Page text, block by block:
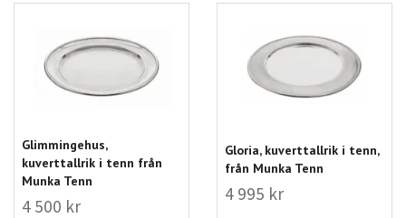
Glimmingehus,
kuverttallrik i tenn från
Munka Tenn
4 500 kr
Gloria, kuverttallrik i tenn,
från Munka Tenn
4 995 kr